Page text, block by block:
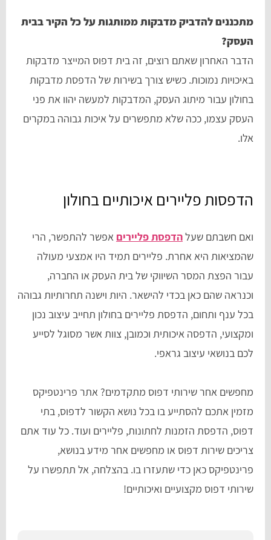
מתכננים להדביק מדבקות ממותגות על כל הקיר בבית
העסק?
הדבר האחרון שאתם רוצים, זה בית דפוס המייצר מדבקות
באיכויות נמוכות. כשיש צורך בשירות של הדפסת מדבקות
בחולון עבור מיתוג העסק, המדבקות למעשה יהוו את פני
העסק עצמו, ככה שלא מתפשרים על איכות גבוהה במקרים
אלו.
הדפסות פליירים איכותיים בחולון
ואם חשבתם שעלהדפסת פליירים אפשר להתפשר, הרי
שהמציאות היא אחרת. פליירים תמיד היו אמצעי מעולה
עבור הפצת המסר השיווקי של בית העסק או החברה,
וכנראה שהם כאן בכדי להישאר. היות וישנה תחרותיות גבוהה
בכל ענף ותחום, הדפסת פליירים בחולון תחייב עיצוב נכון
ומקצועי, הדפסה איכותית וכמובן, צוות אשר מסוגל לסייע
לכם בנושאי עיצוב גראפי.
מחפשים אחר שירותי דפוס מתקדמים? אתר פרינטפיקס
מזמין אתכם להסתייע בו בכל נושא הקשור לדפוס, בתי
דפוס, הדפסת הזמנות לחתונות, פליירים ועוד. כל עוד אתם
צריכים שירות דפוס או מחפשים אחר מידע בנושא,
פרינטפיקס כאן כדי שתעזרו בו. בהצלחה, אל תתפשרו על
שירותי דפוס מקצועיים ואיכותיים!